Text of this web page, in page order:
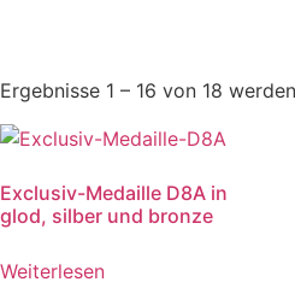
Ergebnisse 1 – 16 von 18
Exclusiv-Medaille D8A in
glod, silber und bronze
Weiterlesen